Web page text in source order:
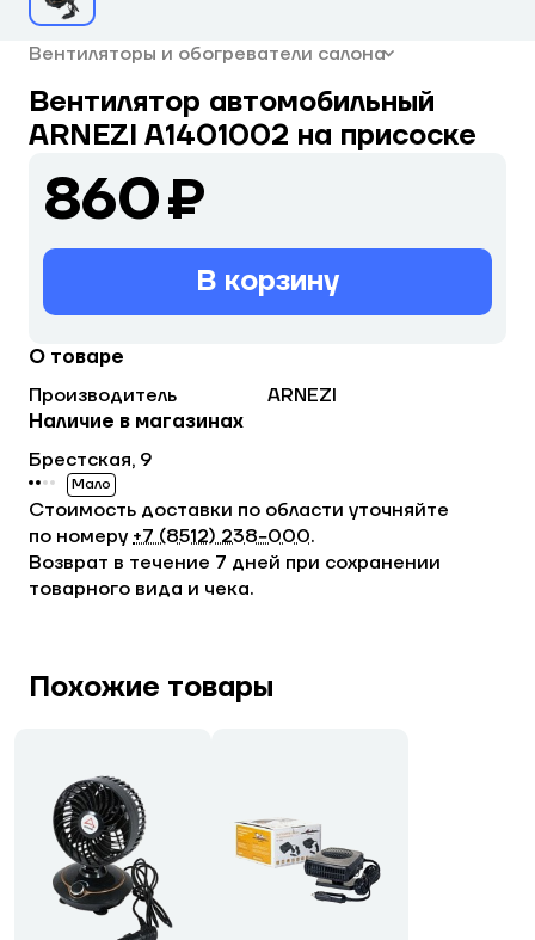
Вентиляторы и обогреватели салона
Вентилятор автомобильный
ARNEZI A1401002 на присоске
860 ₽
В корзину
О товаре
Производитель
ARNEZI
Стоимость доставки по области уточняйте
по номеру +7 (8512) 238−000.
Возврат в течение 7 дней при сохранении
товарного вида и чека.
Наличие в магазинах
Брестская, 9
Мало
Похожие товары